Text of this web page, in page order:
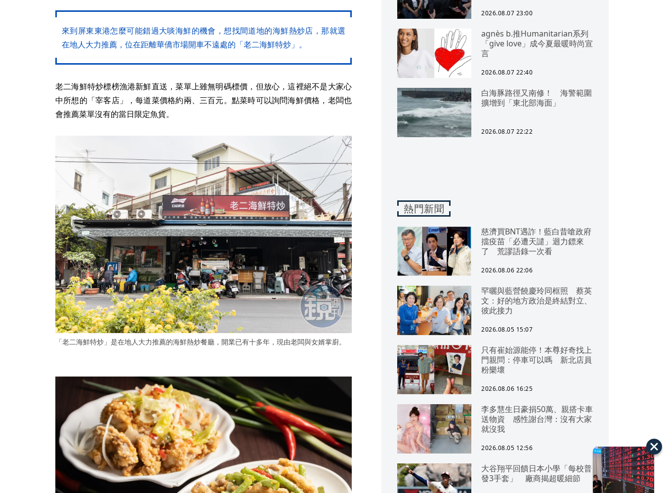
來到屏東東港怎麼可能錯過大啖海鮮的機會，想找間道地的海鮮熱炒店，那就選
在地人大力推薦，位在距離華僑市場開車不遠處的「老二海鮮特炒」。
老二海鮮特炒標榜漁港新鮮直送，菜單上雖無明碼標價，但放心，這裡絕不是大家心
中所想的「宰客店」，每道菜價格約兩、三百元。點菜時可以詢問海鮮價格，老闆也
會推薦菜單沒有的當日限定魚貨。
「老二海鮮特炒」是在地人大力推薦的海鮮熱炒餐廳，開業已有十多年，現由老闆與女婿掌廚。
2026.08.07 23:00
agnès b.推Humanitarian系列
「give love」成今夏最暖時尚宣
言
2026.08.07 22:40
白海豚路徑又南修！ 海警範圍
擴增到「東北部海面」
2026.08.07 22:22
熱門新聞
慈濟買BNT遇詐！藍白昔嗆政府
擋疫苗「必遭天譴」迴力鏢來
了 荒謬語錄一次看
2026.08.06 22:06
罕曬與藍營饒慶玲同框照 蔡英
文：好的地方政治是終結對立、
彼此接力
2026.08.05 15:07
只有崔始源能停！本尊好奇找上
門親問：停車可以嗎 新北店員
粉樂壞
2026.08.06 16:25
李多慧生日豪捐50萬、親搭卡車
送物資 感性謝台灣：沒有大家
就沒我
2026.08.05 12:56
大谷翔平回饋日本小學「每校普
發3手套」 廠商揭超暖細節